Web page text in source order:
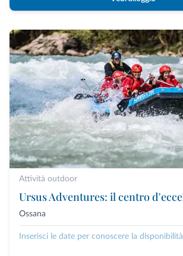
Attività outdoor
Ossana
Inserisci le date per conoscere la disponibilità